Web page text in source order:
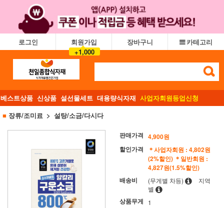
로그인
회원가입
+1,000
장바구니 카테고리
베스트상품 신상품 설선물세트 대용량식자재 사업자회원등업신청
■ 장류/조미료 설탕/소금/다시다
판매가격 4,900원
할인가격
＊사업자회원 : 4,802원
(2%할인) ＊일반회원 :
4,827원(1.5%할인)
배송비
(무게별 차등)
지역
별
상품무게 1